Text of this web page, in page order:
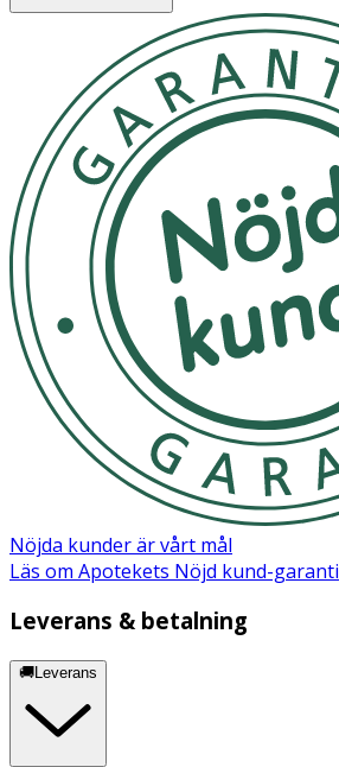
Nöjda kunder är vårt mål
Läs om Apotekets Nöjd kund-garanti
Leverans & betalning
🚚Leverans